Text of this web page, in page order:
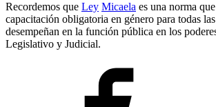
Recordemos que Ley Micaela es una norma
capacitación obligatoria en género para todas
desempeñan en la función pública en los
Legislativo y Judicial.